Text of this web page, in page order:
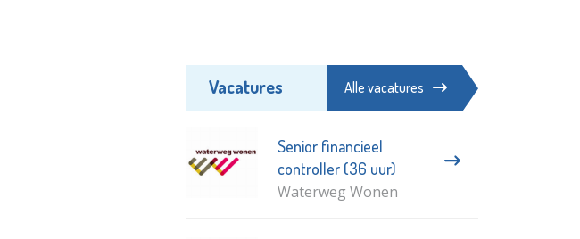
Vacatures Alle vacatures
Senior financieel
controller (36 uur)
Waterweg Wonen